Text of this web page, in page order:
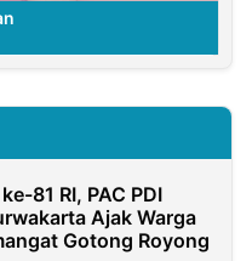
81 RI, PAC PDI
Ajak Warga
Gotong Royong